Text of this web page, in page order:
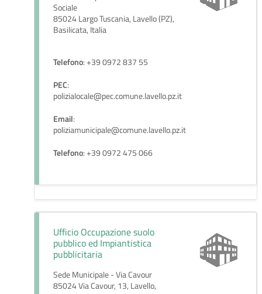
Sociale
85024 Largo Tuscania, Lavello (PZ),
Basilicata, Italia
Telefono: +39 0972 837 55
PEC:
polizialocale@pec.comune.lavello.pz.it
Email:
poliziamunicipale@comune.lavello.pz.it
Telefono: +39 0972 475 066
Ufficio Occupazione suolo
pubblico ed Impiantistica
pubblicitaria
Sede Municipale - Via Cavour
85024 Via Cavour, 13, Lavello,